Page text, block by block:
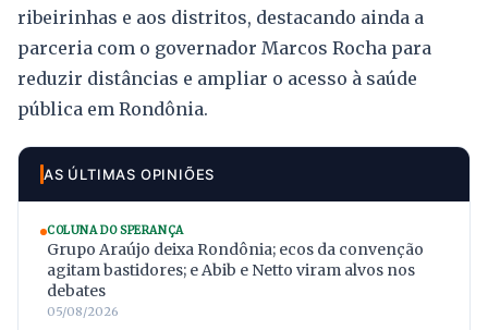
ribeirinhas e aos distritos, destacando ainda a
parceria com o governador Marcos Rocha para
reduzir distâncias e ampliar o acesso à saúde
pública em Rondônia.
AS ÚLTIMAS OPINIÕES
COLUNA DO SPERANÇA
Grupo Araújo deixa Rondônia; ecos da convenção
agitam bastidores; e Abib e Netto viram alvos nos
debates
05/08/2026